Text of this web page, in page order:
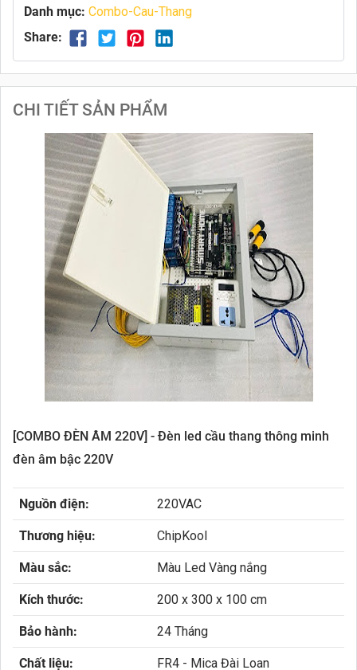
Danh mục: Combo-Cau-Thang
Share:
CHI TIẾT SẢN PHẨM
[COMBO ĐÈN ÂM 220V] - Đèn led cầu thang thông minh
đèn âm bậc 220V
Nguồn điện: 220VAC
Thương hiệu: ChipKool
Màu sắc: Màu Led Vàng nắng
Kích thước: 200 x 300 x 100 cm
Bảo hành: 24 Tháng
Chất liệu:
FR4 - Mica Đài Loan